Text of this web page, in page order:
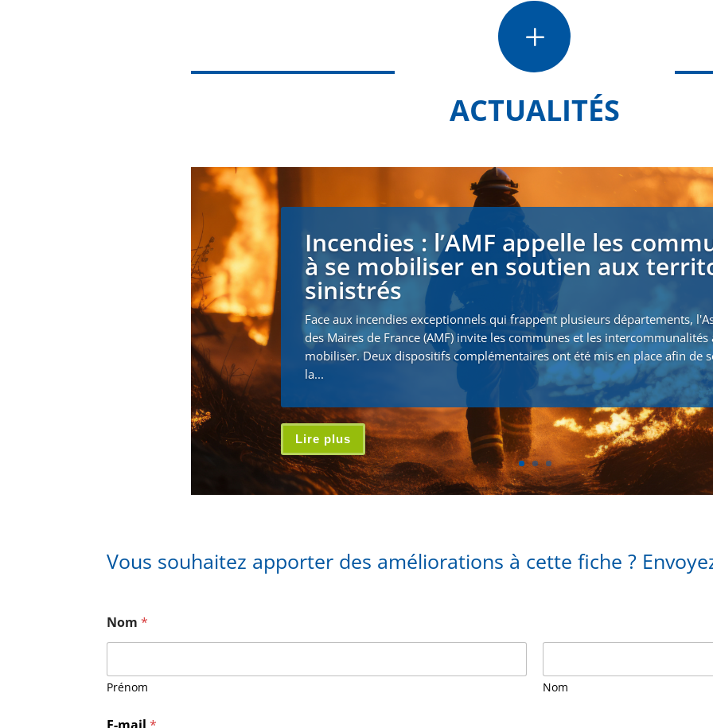
L
ACTUALITÉS
Incendies : l’AMF appelle les
à se mobiliser en soutien aux
sinistrés
Face aux incendies exceptionnels qui frappent plusieurs départements,
des Maires de France (AMF) invite les communes et les intercommunalités
mobiliser. Deux dispositifs complémentaires ont été mis en place afin de
la...
Lire plus
Vous souhaitez apporter des améliorations à cette fiche ?
Nom*
Prénom Nom